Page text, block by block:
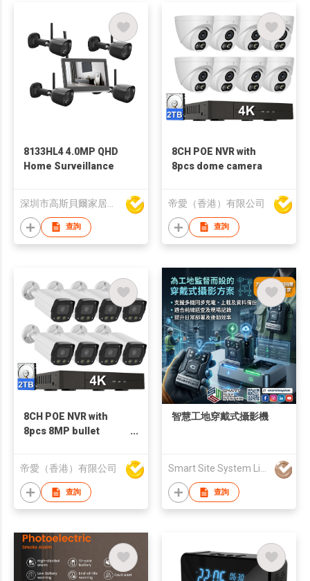
8133HL4 4.0MP QHD
Home Surveillance
深圳市高斯貝爾家居智能電子有限公司
查詢
8CH POE NVR with
8pcs dome camera
帝愛（香港）有限公司
查詢
8CH POE NVR with
8pcs 8MP bullet
帝愛（香港）有限公司
查詢
智慧工地穿戴式攝影機
查詢